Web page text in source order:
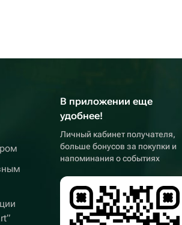
В приложении еще
удобнее!
Личный кабинет получателя,
больше бонусов за покупки и
напоминания о событиях